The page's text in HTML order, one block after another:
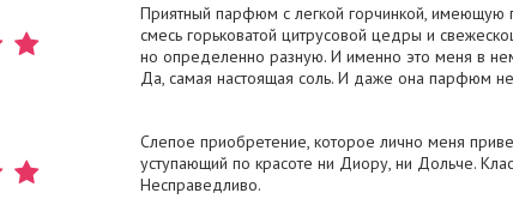
Приятный парфюм с легкой горчинкой, имеющую
смесь горьковатой цитрусовой цедры и
но определенно разную. И именно это меня в нем
Да, самая настоящая соль. И даже она парфюм не
Слепое приобретение, которое лично меня
уступающий по красоте ни Диору, ни Дольче.
Несправедливо.